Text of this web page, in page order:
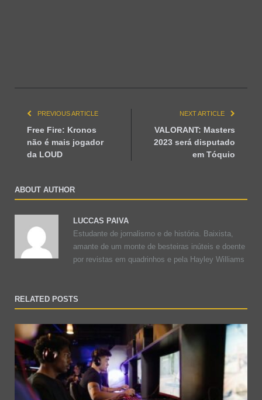
PREVIOUS ARTICLE
Free Fire: Kronos
não é mais jogador
da LOUD
NEXT ARTICLE
VALORANT: Masters
2023 será disputado
em Tóquio
ABOUT AUTHOR
LUCCAS PAIVA
Estudante de jornalismo e de história. Baixista,
amante de um monte de besteiras inúteis e doente
por revistas em quadrinhos e pela Hayley Williams
RELATED POSTS